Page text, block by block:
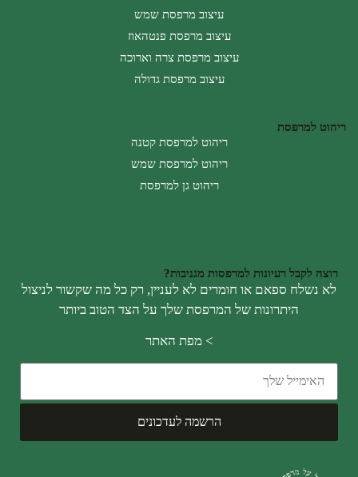
עיצוב מרפסת שמש
עיצוב מרפסת פנטהאוז
עיצוב מרפסת צרה וארוכה
עיצוב מרפסת גדולה
ריהוט למרפסת
ריהוט למרפסת קטנה
ריהוט למרפסת שמש
ריהוט גן למרפסת
רוצה לקבל רעיונות למרפסות מגניבות?
לא נשלח ספאם או חומרים לא לעניין, רק כל מה שקשור לניצול
היתרונות של המרפסת שלך על הצד הטוב ביותר
>מפת האתר
הרשמה לעדכונים